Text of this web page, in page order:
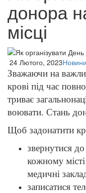
донора
місці
24 Лютого, 2023Новини
Зважаючи на
крові під час
триває
воювати. Стань
Щоб задонатити
звернутися
кожному
медичні
записатися